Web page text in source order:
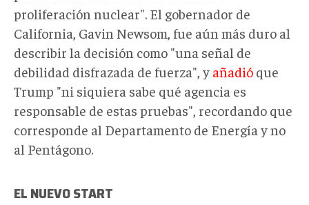
proliferación nuclear". El gobernador de
California, Gavin Newsom, fue aún más duro al
describir la decisión como "una señal de
debilidad disfrazada de fuerza", y añadió que
Trump "ni siquiera sabe qué agencia es
responsable de estas pruebas", recordando que
corresponde al Departamento de Energía y no
al Pentágono.
EL NUEVO START